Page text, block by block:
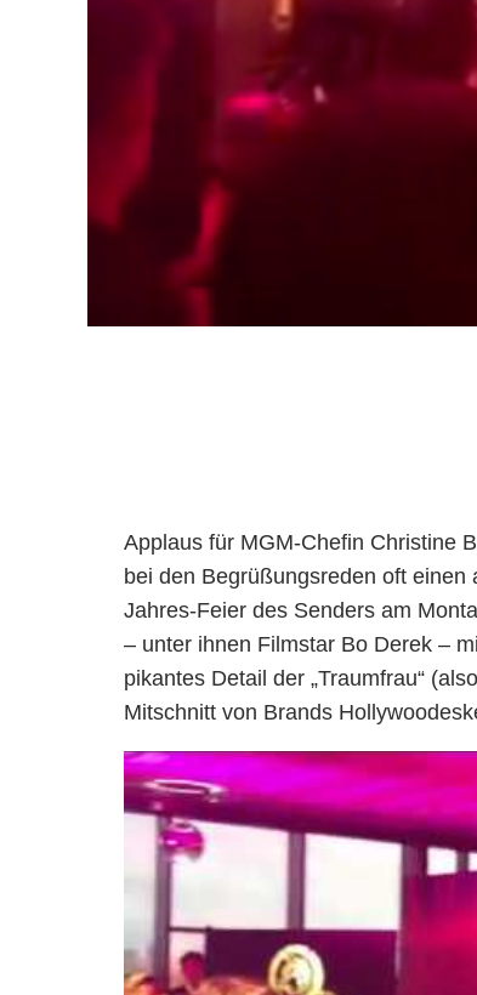
Applaus für MGM-Chefin Christine
bei den Begrüßungsreden oft
Jahres-Feier des Senders am
– unter ihnen Filmstar Bo Derek –
pikantes Detail der „Traumfrau“
Mitschnitt von Brands